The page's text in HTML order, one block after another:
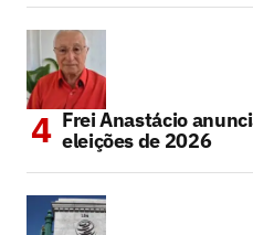
Frei Anastácio
eleições de 2026